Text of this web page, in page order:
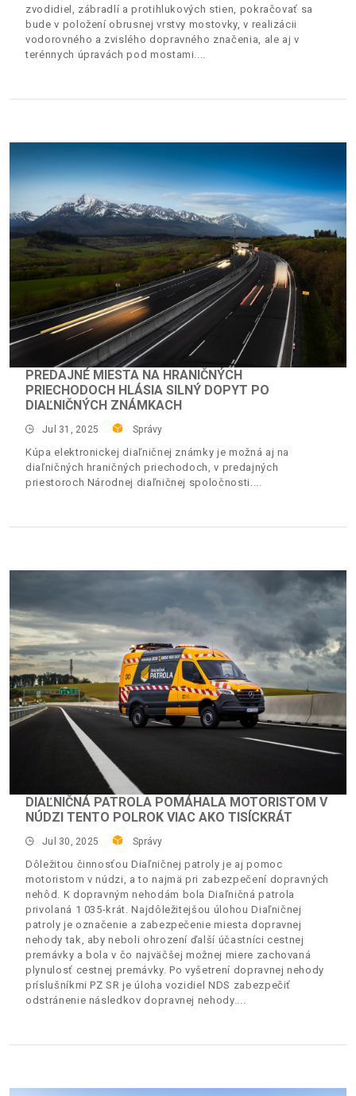
zvodidiel, zábradlí a protihlukových stien, pokračovať sa
bude v položení obrusnej vrstvy mostovky, v realizácii
vodorovného a zvislého dopravného značenia, ale aj v
terénnych úpravách pod mostami.
PREDAJNÉ MIESTA NA HRANIČNÝCH
PRIECHODOCH HLÁSIA SILNÝ DOPYT PO
DIAĽNIČNÝCH ZNÁMKACH
Jul 31, 2025 Správy
Kúpa elektronickej diaľničnej známky je možná aj na
diaľničných hraničných priechodoch, v predajných
priestoroch Národnej diaľničnej spoločnosti.
DIAĽNIČNÁ PATROLA POMÁHALA MOTORISTOM V
NÚDZI TENTO POLROK VIAC AKO TISÍCKRÁT
Jul 30, 2025 Správy
Dôležitou činnosťou Diaľničnej patroly je aj pomoc
motoristom v núdzi, a to najmä pri zabezpečení dopravných
nehôd. K dopravným nehodám bola Diaľničná patrola
privolaná 1 035-krát. Najdôležitejšou úlohou Diaľničnej
patroly je označenie a zabezpečenie miesta dopravnej
nehody tak, aby neboli ohrození ďalší účastníci cestnej
premávky a bola v čo najväčšej možnej miere zachovaná
plynulosť cestnej premávky. Po vyšetrení dopravnej nehody
príslušníkmi PZ SR je úloha vozidiel NDS zabezpečiť
odstránenie následkov dopravnej nehody.